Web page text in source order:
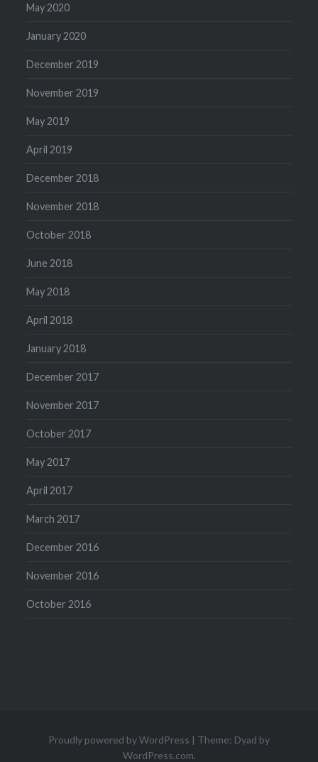
May 2020
January 2020
December 2019
November 2019
May 2019
April 2019
December 2018
November 2018
October 2018
June 2018
May 2018
April 2018
January 2018
December 2017
November 2017
October 2017
May 2017
April 2017
March 2017
December 2016
November 2016
October 2016
Proudly powered by WordPress | Theme: Dyad by
WordPress.com.